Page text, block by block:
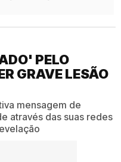
PELO
GRAVE LESÃO
mensagem de
através das suas redes